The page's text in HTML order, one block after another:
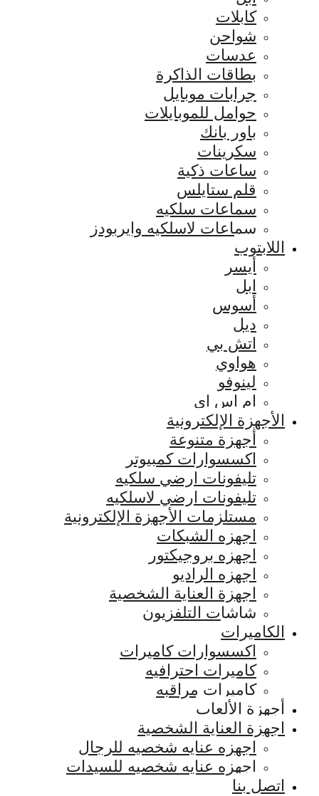
كابلات
شواحن
عدسات
بطاقات الذاكرة
جرابات موبايل
حوامل للموبايلات
باور بانك
سكرينات
ساعات ذكية
قلم ستايلس
سماعات سلكيه
سماعات لاسلكيه وايربودز
اللابتوب
أيسر
ابل
أسوس
ديل
اتش بي
هواوي
لينوفو
ام اس اي
الأجهزة الإلكترونية
أجهزة متنوعة
اكسسوارات كمبيوتر
تليفونات ارضي سلكيه
تليفونات ارضي لاسلكيه
مستلزمات الأجهزة الإلكترونية
اجهزه الشبكات
اجهزه بروجيكتور
اجهزه الراديو
اجهزة العناية الشخصية
شاشات التلفزيون
الكاميرات
اكسسوارات كاميرات
كاميرات احترافيه
كاميرات مراقبه
أجهزة الألعاب
اجهزة العناية الشخصية
اجهزه عنايه شخصيه للرجال
اجهزه عنايه شخصيه للسيدات
اتصل بنا